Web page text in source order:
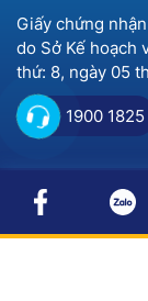
Giấy chứng
do Sở Kế hoạch
thứ: 8, ngày 05
©
1900 1825